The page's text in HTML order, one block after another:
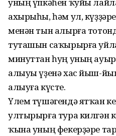
ахырыһы, һәм ул,
менән тын алырға
туташын саҡырырға
минуттан һуң уның
алыуы үҙенә хас йыш-
алыуға күсте.
Үлем түшәгендә ятҡан
ултырырға тура килгән
ҡына уның фекерҙәре